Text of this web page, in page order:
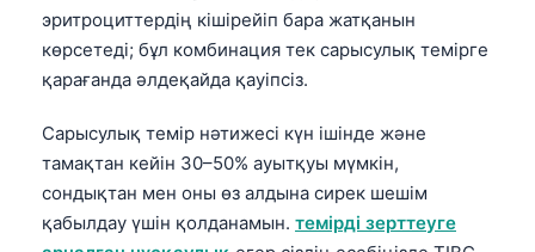
эритроциттердің кішірейіп бара жатқанын
көрсетеді; бұл комбинация тек сарысулық темірге
қарағанда әлдеқайда қауіпсіз.
Сарысулық темір нәтижесі күн ішінде және
тамақтан кейін 30–50% ауытқуы мүмкін,
сондықтан мен оны өз алдына сирек шешім
қабылдау үшін қолданамын. темірді зерттеуге